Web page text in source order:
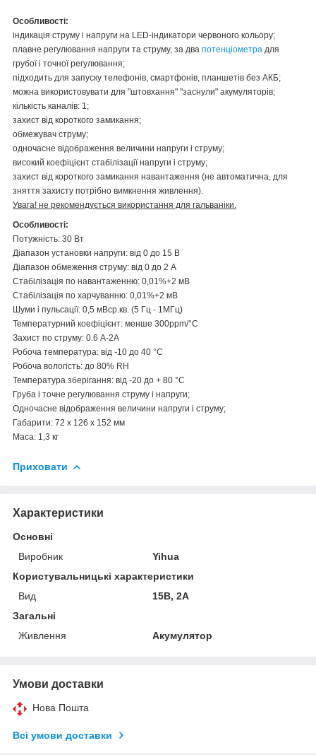
Особливості:
індикація струму і напруги на LED-індикатори червоного кольору;
плавне регулювання напруги та струму, за два потенціометра для
грубої і точної регулювання;
підходить для запуску телефонів, смартфонів, планшетів без АКБ;
можна використовувати для "штовхання" "заснули" акумуляторів;
кількість каналів: 1;
захист від короткого замикання;
обмежувач струму;
одночасне відображення величини напруги і струму;
високий коефіцієнт стабілізації напруги і струму;
захист від короткого замикання навантаження (не автоматична, для
зняття захисту потрібно вимкнення живлення).
Увага! не рекомендується використання для гальваніки.
Особливості:
Потужність: 30 Вт
Діапазон установки напруги: від 0 до 15 В
Діапазон обмеження струму: від 0 до 2 А
Стабілізація по навантаженню: 0,01%+2 мВ
Стабілізація по харчуванню: 0,01%+2 мВ
Шуми і пульсації: 0,5 мВср.кв. (5 Гц - 1МГц)
Температурний коефіцієнт: менше 300ppm/°C
Захист по струму: 0.6 A-2A
Робоча температура: від -10 до 40 °C
Робоча вологість: до 80% RH
Температура зберігання: від -20 до + 80 °C
Груба і точне регулювання струму і напруги;
Одночасне відображення величини напруги і струму;
Габарити: 72 х 126 х 152 мм
Маса: 1,3 кг
Приховати
Характеристики
Основні
Виробник
Yihua
Користувальницькі характеристики
Вид
15B, 2A
Загальні
Живлення
Акумулятор
Умови доставки
Нова Пошта
Всі умови доставки